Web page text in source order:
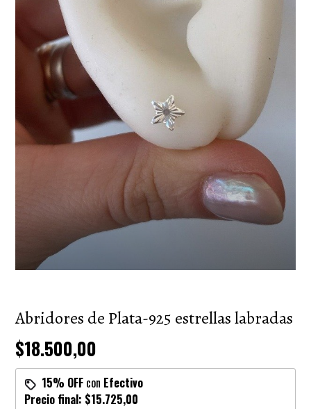
Abridores de Plata-925 estrellas labradas
$18.500,00
15% OFF con Efectivo
Precio final: $15.725,00